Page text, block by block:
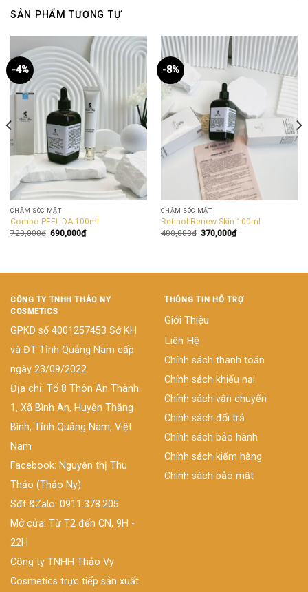
SẢN PHẨM TƯƠNG TỰ
-4%
CHĂM SÓC MẶT
Combo PEEL DA 100ml
720,000₫ 690,000₫
-8%
CHĂM SÓC MẶT
Retinol Renew Skin 100ml
400,000₫ 370,000₫
CÔNG TY TNHH THẢO NY
COSMETICS
GPKD số 4001257453 Sở KH
và ĐT Tỉnh Quảng Nam cấp
ngày 23/09/2022
Địa chỉ: Tổ 8 Thôn An Thành
1, Xã Bình An, Huyện Thăng
Bình, Tỉnh Quảng Nam, Việt
Nam
Facebook: Nguyễn thị Thu
Thảo (Thảo Ny)
Sđt &Zalo: 0911.378.205
Mở cửa: Từ T2 đến CN, 9H -
22H
Công ty TNHH Thảo Vy
Cosmetics trực tiếp sản xuất
THÔNG TIN HỖ TRỢ
Giới Thiệu
Liên Hệ
Chính sách thanh toán
Chính sách khiếu nại
Chính sách vận chuyển
Chính sách đổi trả
Chính sách bảo hành
Chính sách kiểm hàng
Chính sách bảo mật